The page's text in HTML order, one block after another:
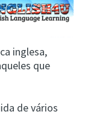
inglesa,
que
de vários